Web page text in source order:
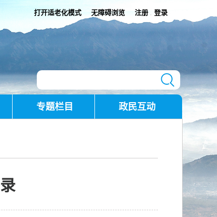
打开适老化模式 无障碍浏览 注册 登录
专题栏目 政民互动